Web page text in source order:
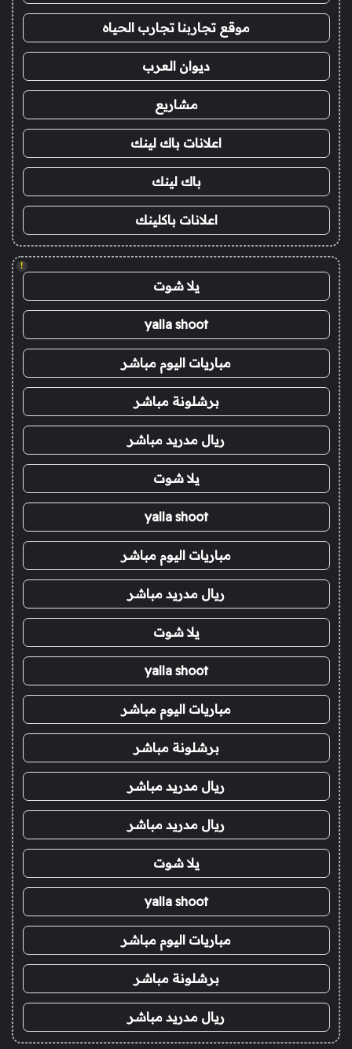
موقع تجاربنا تجارب الحياه
ديوان العرب
مشاريع
اعلانات باك لينك
باك لينك
اعلانات باكلينك
!
يلا شوت
yalla shoot
مباريات اليوم مباشر
برشلونة مباشر
ريال مدريد مباشر
يلا شوت
yalla shoot
مباريات اليوم مباشر
ريال مدريد مباشر
يلا شوت
yalla shoot
مباريات اليوم مباشر
برشلونة مباشر
ريال مدريد مباشر
ريال مدريد مباشر
يلا شوت
yalla shoot
مباريات اليوم مباشر
برشلونة مباشر
ريال مدريد مباشر